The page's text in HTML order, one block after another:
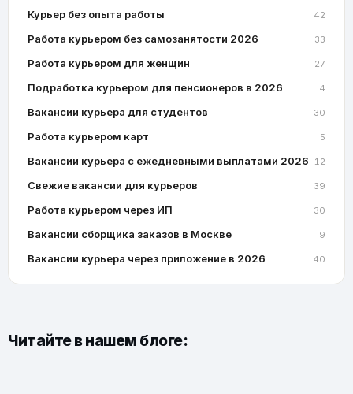
Курьер без опыта работы 42
Работа курьером без самозанятости 2026 33
Работа курьером для женщин 27
Подработка курьером для пенсионеров в 2026 4
Вакансии курьера для студентов 30
Работа курьером карт 5
Вакансии курьера с ежедневными выплатами 2026 12
Свежие вакансии для курьеров 39
Работа курьером через ИП 30
Вакансии сборщика заказов в Москве 9
Вакансии курьера через приложение в 2026 40
Читайте в нашем блоге: